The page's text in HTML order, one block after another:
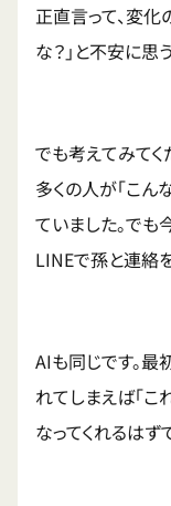
正直言って、変化
な？」と不安に思
でも考えてみてく
多くの人が「こん
ていました。でも
LINEで孫と連絡
AIも同じです。最
れてしまえば「
なってくれるはず